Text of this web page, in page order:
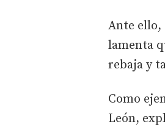
Ante ello,
lamenta
rebaja y
Como
León,